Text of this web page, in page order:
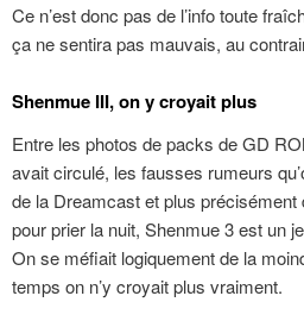
Ce n’est donc pas de l’info toute
ça ne sentira pas mauvais, au
Shenmue III, on y croyait plus
Entre les photos de packs de GD
avait circulé, les fausses rumeurs
de la Dreamcast et plus
pour prier la nuit, Shenmue 3 est un
On se méfiait logiquement de la
temps on n’y croyait plus vraiment.